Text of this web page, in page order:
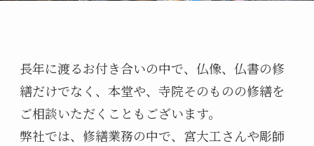
長年に渡るお付き合いの中で、仏像、仏書の修
繕だけでなく、本堂や、寺院そのものの修繕を
ご相談いただくこともございます。
弊社では、修繕業務の中で、宮大工さんや彫師